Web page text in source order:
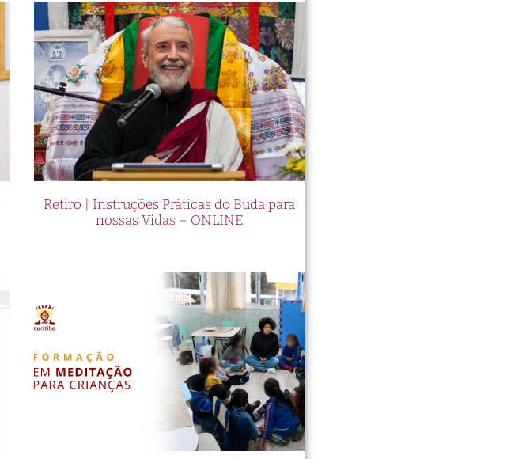
Retiro | Instruções Práticas do Buda para
nossas Vidas – ONLINE